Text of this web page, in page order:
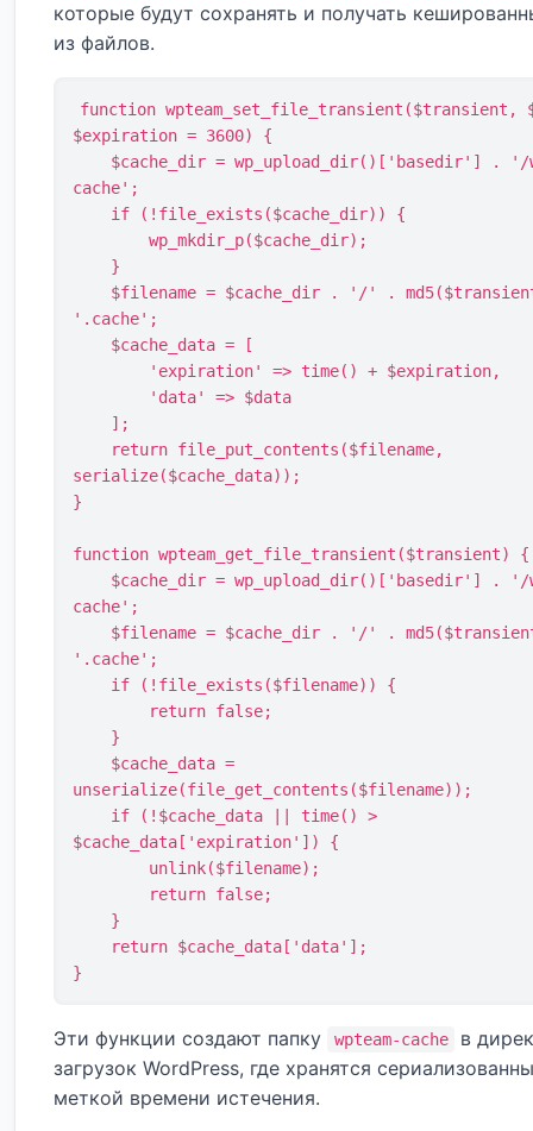
которые будут сохранять и получать
из файлов.
function wpteam_set_file_transient($transient,
$expiration = 3600) {
cache';
'.cache';
serialize($cache_data));
}
function wpteam_get_file_transient($transient) {
cache';
'.cache';
unserialize(file_get_contents($filename));
$cache_data['expiration']) {
}
Эти функции создают папку wpteam-cache
в
загрузок WordPress, где хранятся
меткой времени истечения.